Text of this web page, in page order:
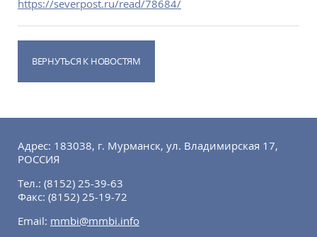
https://severpost.ru/read/78684/
ВЕРНУТЬСЯ К НОВОСТЯМ
Адрес: 183038, г. Мурманск, ул. Владимирская 17,
РОССИЯ
Тел.: (8152) 25-39-63
Факс: (8152) 25-19-72
Email: mmbi@mmbi.info